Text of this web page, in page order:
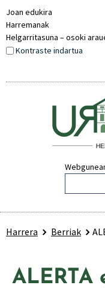
Joan edukira
Harremanak
Helgarritasuna – osoki
Kontraste indartua
Harrera Berriak
ALERTA